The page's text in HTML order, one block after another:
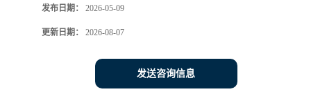
发布日期： 2026-05-09
更新日期： 2026-08-07
发送咨询信息